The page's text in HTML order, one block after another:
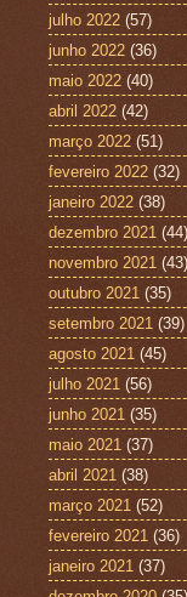
julho 2022 (57)
junho 2022 (36)
maio 2022 (40)
abril 2022 (42)
março 2022 (51)
fevereiro 2022 (32)
janeiro 2022 (38)
dezembro 2021 (44)
novembro 2021 (43)
outubro 2021 (35)
setembro 2021 (39)
agosto 2021 (45)
julho 2021 (56)
junho 2021 (35)
maio 2021 (37)
abril 2021 (38)
março 2021 (52)
fevereiro 2021 (36)
janeiro 2021 (37)